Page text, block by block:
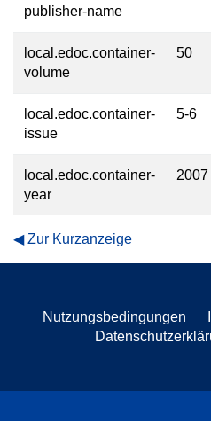
publisher-name
local.edoc.container-
volume
50
local.edoc.container-
issue
5-6
local.edoc.container-
year
2007
Zur Kurzanzeige
Nutzungsbedingungen